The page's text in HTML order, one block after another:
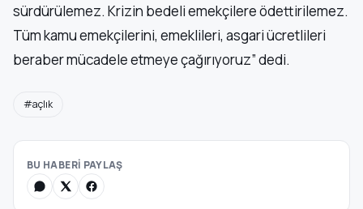
sürdürülemez. Krizin bedeli emekçilere ödettirilemez.
Tüm kamu emekçilerini, emeklileri, asgari ücretlileri
beraber mücadele etmeye çağırıyoruz” dedi.
#açlık
BU HABERİ PAYLAŞ